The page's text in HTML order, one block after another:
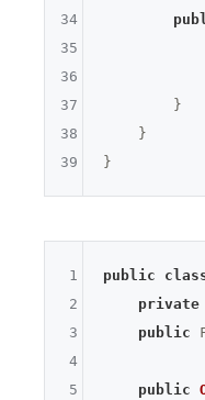
        }
    }
34
35
36
37
38
39
public
private
public
public
1
2
3
4
5